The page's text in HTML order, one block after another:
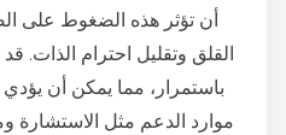
أن تؤثر هذه الضغوط على
القلق وتقليل احترام الذات.
باستمرار، مما يمكن أن
موارد الدعم مثل الاستشارة